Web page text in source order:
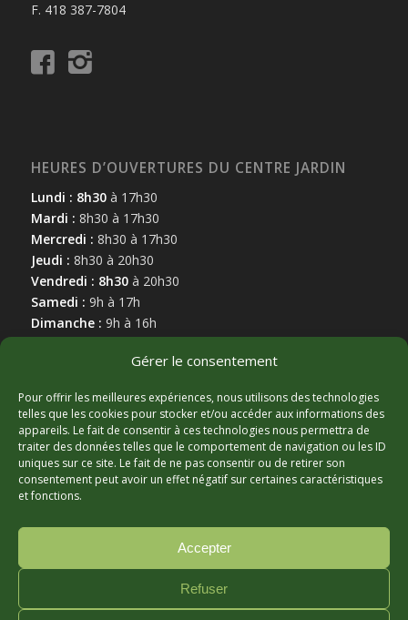
Gérer le consentement
Pour offrir les meilleures expériences, nous utilisons des technologies
telles que les cookies pour stocker et/ou accéder aux informations des
appareils. Le fait de consentir à ces technologies nous permettra de
traiter des données telles que le comportement de navigation ou les ID
uniques sur ce site. Le fait de ne pas consentir ou de retirer son
consentement peut avoir un effet négatif sur certaines caractéristiques
et fonctions.
Accepter
Refuser
F. 418 387-7804
HEURES D’OUVERTURES DU CENTRE JARDIN
Lundi : 8h30à 17h30
Mardi : 8h30 à 17h30
Mercredi : 8h30 à 17h30
Jeudi : 8h30 à 20h30
Vendredi : 8h30à 20h30
Samedi : 9h à 17h
Dimanche : 9h à 16h
MARCHAND AFFILIÉ
© Copyright - Hortibeauce, 2025 - Conception :Zonart